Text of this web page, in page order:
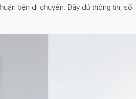
tiện di chuyển. Đầy đủ thông tin, số